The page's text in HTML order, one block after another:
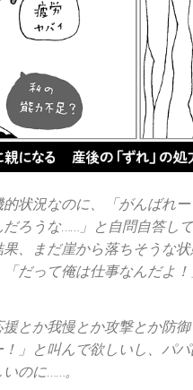
状況なのに、「がんばれ
だろうな……」と自問自答し
、まだ崖から落ちそうな
だって俺は仕事なんだよ
援とか我慢とか攻撃とか防
！」と叫んで欲しいし、パ
のに……。